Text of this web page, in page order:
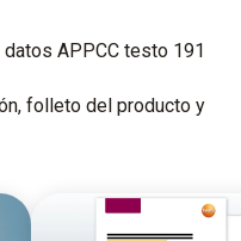
APPCC testo 191
folleto del producto y